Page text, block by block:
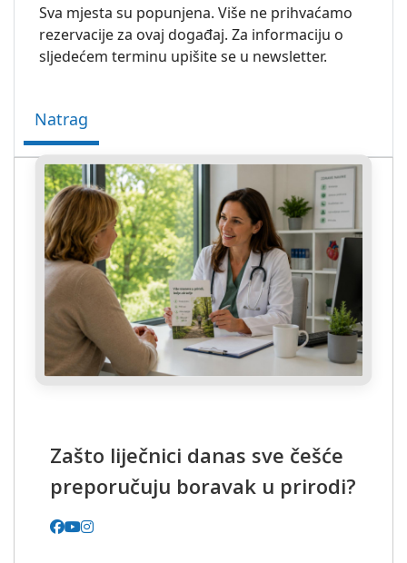
Sva mjesta su popunjena. Više ne prihvaćamo
rezervacije za ovaj događaj. Za informaciju o
sljedećem terminu upišite se u newsletter.
Natrag
Zašto liječnici danas sve češće
preporučuju boravak u prirodi?